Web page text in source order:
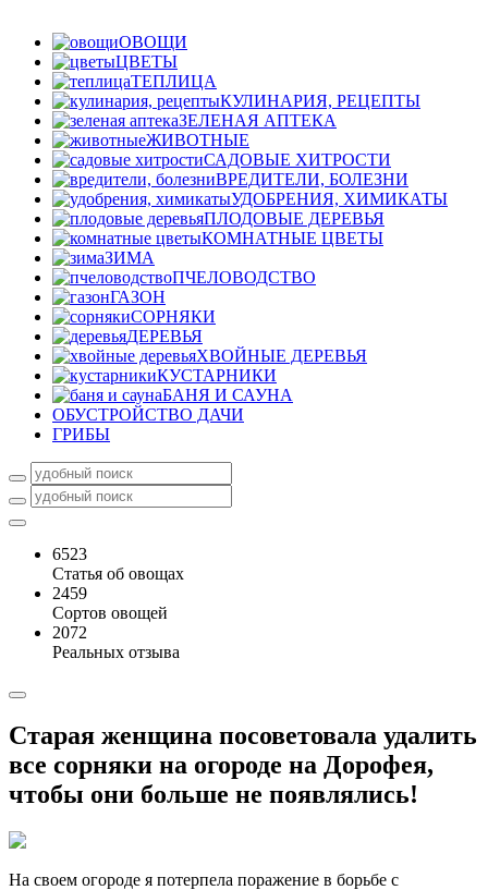
ОВОЩИ
ЦВЕТЫ
ТЕПЛИЦА
КУЛИНАРИЯ, РЕЦЕПТЫ
ЗЕЛЕНАЯ АПТЕКА
ЖИВОТНЫЕ
САДОВЫЕ ХИТРОСТИ
ВРЕДИТЕЛИ, БОЛЕЗНИ
УДОБРЕНИЯ, ХИМИКАТЫ
ПЛОДОВЫЕ ДЕРЕВЬЯ
КОМНАТНЫЕ ЦВЕТЫ
ЗИМА
ПЧЕЛОВОДСТВО
ГАЗОН
СОРНЯКИ
ДЕРЕВЬЯ
ХВОЙНЫЕ ДЕРЕВЬЯ
КУСТАРНИКИ
БАНЯ И САУНА
ОБУСТРОЙСТВО ДАЧИ
ГРИБЫ
6523
Статья об овощах
2459
Сортов овощей
2072
Реальных отзыва
Старая женщина посоветовала удалить
все сорняки на огороде на Дорофея,
чтобы они больше не появлялись!
На своем огороде я потерпела поражение в борьбе с